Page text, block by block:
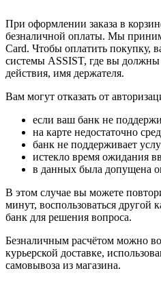
При оформлении заказа в
безналичной оплаты. Мы
Card. Чтобы оплатить покупку,
системы ASSIST, где вы
действия, имя держателя.
Вам могут отказать от
если ваш банк не
на карте недостаточно
банк не поддерживает
истекло время ожидания
в данных была допущена
В этом случае вы можете
минут, воспользоваться другой
банк для решения вопроса.
Безналичным расчётом можно
курьерской доставке,
самовывоза из магазина.